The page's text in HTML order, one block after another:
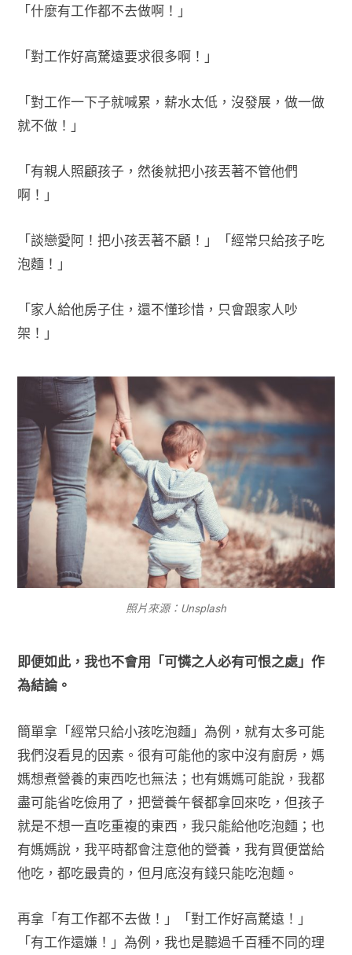
「什麼有工作都不去做啊！」
「對工作好高騖遠要求很多啊！」
「對工作一下子就喊累，薪水太低，沒發展，做一做
就不做！」
「有親人照顧孩子，然後就把小孩丟著不管他們
啊！」
「談戀愛阿！把小孩丟著不顧！」「經常只給孩子吃
泡麵！」
「家人給他房子住，還不懂珍惜，只會跟家人吵
架！」
照片來源：Unsplash
即便如此，我也不會用「可憐之人必有可恨之處」作
為結論。
簡單拿「經常只給小孩吃泡麵」為例，就有太多可能
我們沒看見的因素。很有可能他的家中沒有廚房，媽
媽想煮營養的東西吃也無法；也有媽媽可能說，我都
盡可能省吃儉用了，把營養午餐都拿回來吃，但孩子
就是不想一直吃重複的東西，我只能給他吃泡麵；也
有媽媽說，我平時都會注意他的營養，我有買便當給
他吃，都吃最貴的，但月底沒有錢只能吃泡麵。
再拿「有工作都不去做！」「對工作好高騖遠！」
「有工作還嫌！」為例，我也是聽過千百種不同的理